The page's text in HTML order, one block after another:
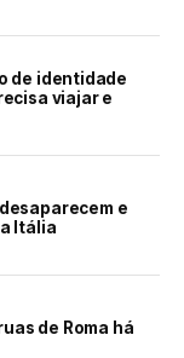
de identidade
viajar e
e
Itália
de Roma há